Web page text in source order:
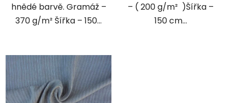
hnědé barvě. Gramáž –
370 g/m² Šířka – 150...
– ( 200 g/m² )Šířka –
150 cm...